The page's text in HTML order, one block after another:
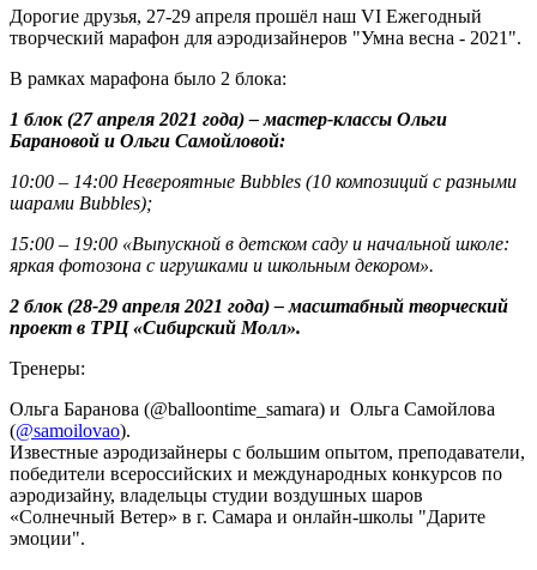
Дорогие друзья, 27-29 апреля прошёл наш VI Ежегодный
творческий марафон для аэродизайнеров "Умна весна - 2021".
В рамках марафона было 2 блока:
1 блок (27 апреля 2021 года) – мастер-классы Ольги
Барановой и Ольги Самойловой:
10:00 – 14:00 Невероятные Bubbles (10 композиций с разными
шарами Bubbles);
15:00 – 19:00 «Выпускной в детском саду и начальной школе:
яркая фотозона с игрушками и школьным декором».
2 блок (28-29 апреля 2021 года) – масштабный творческий
проект в ТРЦ «Сибирский Молл».
Тренеры:
Ольга Баранова (@balloontime_samara) и Ольга Самойлова
(@samoilovao).
Известные аэродизайнеры с большим опытом, преподаватели,
победители всероссийских и международных конкурсов по
аэродизайну, владельцы студии воздушных шаров
«Солнечный Ветер» в г. Самара и онлайн-школы "Дарите
эмоции".